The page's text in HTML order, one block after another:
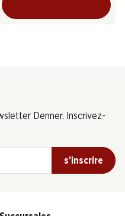
Denner. Inscrivez-
s’inscrire